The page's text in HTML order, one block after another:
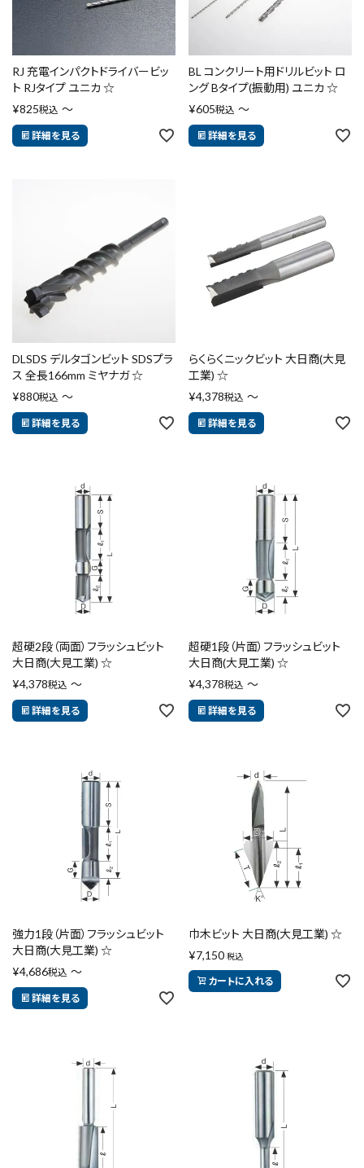
RJ 充電インパクトドライバービッ
ト RJタイプ ユニカ ☆
¥825税込 〜
詳細を見る
BL コンクリート用ドリルビット ロ
ング Bタイプ(振動用) ユニカ ☆
¥605税込 〜
詳細を見る
DLSDS デルタゴンビット SDSプラ
ス 全長166mm ミヤナガ ☆
¥880税込 〜
詳細を見る
らくらくニックビット 大日商(大見
工業) ☆
¥4,378税込 〜
詳細を見る
超硬2段（両面）フラッシュビット
大日商(大見工業) ☆
¥4,378税込 〜
詳細を見る
超硬1段（片面）フラッシュビット
大日商(大見工業) ☆
¥4,378税込 〜
詳細を見る
強力1段（片面）フラッシュビット
大日商(大見工業) ☆
¥4,686税込 〜
詳細を見る
巾木ビット 大日商(大見工業) ☆
¥7,150 税込
カートに入れる